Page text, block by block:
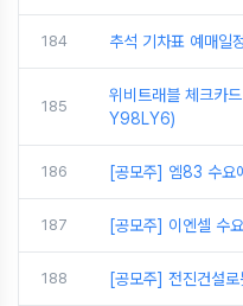
184 추석 기차표 예매
185
위비트래블 체크카
Y98LY6)
186 [공모주] 엠83 수요
187 [공모주] 이엔셀 수
188 [공모주] 전진건설